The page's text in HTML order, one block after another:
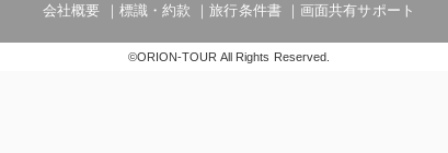
会社概要 標識・約款 旅行条件書 画面共有サポート
©ORION-TOUR All Rights Reserved.